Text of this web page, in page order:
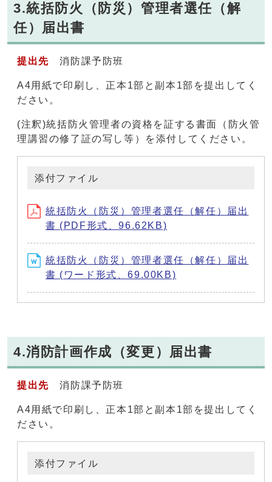
3.統括防火（防災）管理者選任（解
任）届出書
提出先消防課予防班
A4用紙で印刷し、正本1部と副本1部を提出してく
ださい。
(注釈)統括防火管理者の資格を証する書面（防火管
理講習の修了証の写し等）を添付してください。
添付ファイル
統括防火（防災）管理者選任（解任）届出
書 (PDF形式、96.62KB)
統括防火（防災）管理者選任（解任）届出
書 (ワード形式、69.00KB)
4.消防計画作成（変更）届出書
提出先消防課予防班
A4用紙で印刷し、正本1部と副本1部を提出してく
ださい。
添付ファイル